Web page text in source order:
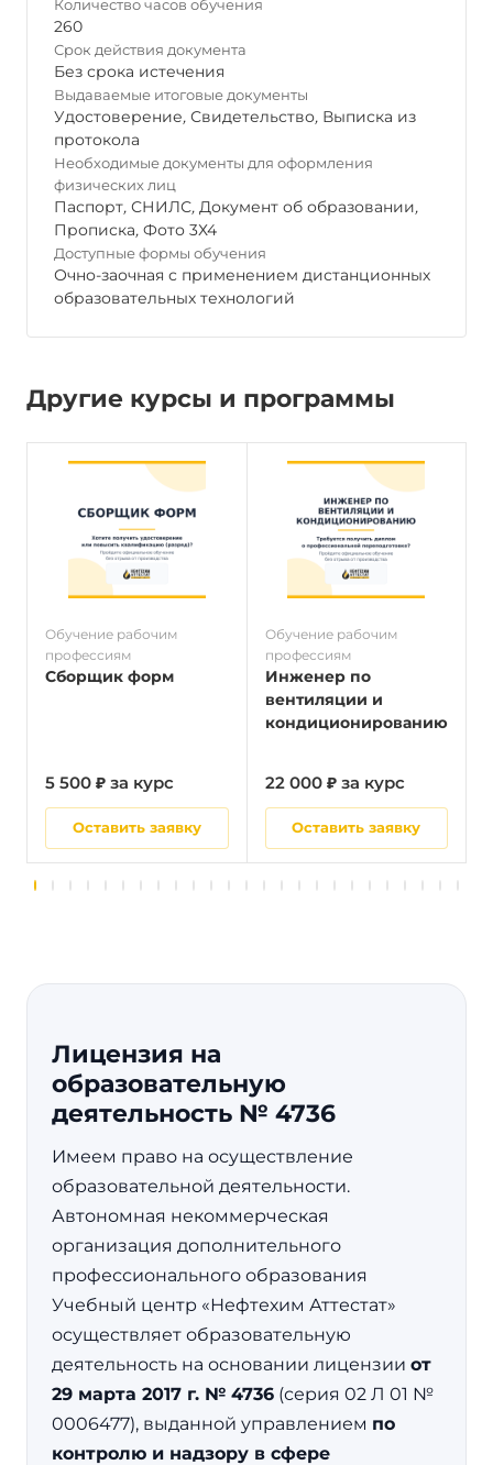
Количество часов обучения
260
Срок действия документа
Без срока истечения
Выдаваемые итоговые документы
Удостоверение, Свидетельство, Выписка из
протокола
Необходимые документы для оформления
физических лиц
Паспорт, СНИЛС, Документ об образовании,
Прописка, Фото 3Х4
Доступные формы обучения
Очно-заочная с применением дистанционных
образовательных технологий
Другие курсы и программы
Обучение рабочим
профессиям
Сборщик форм
5 500 ₽ за курс
Оставить заявку
Обучение рабочим
профессиям
Инженер по
вентиляции и
кондиционированию
22 000 ₽ за курс
Оставить заявку
Лицензия на
образовательную
деятельность № 4736
Имеем право на осуществление
образовательной деятельности.
Автономная некоммерческая
организация дополнительного
профессионального образования
Учебный центр «Нефтехим Аттестат»
осуществляет образовательную
деятельность на основании лицензии от
29 марта 2017 г. № 4736 (серия 02 Л 01 №
0006477), выданной управлением по
контролю и надзору в сфере